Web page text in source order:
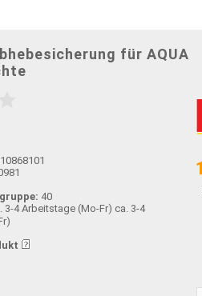
für AQUA
40
ca. 3-4